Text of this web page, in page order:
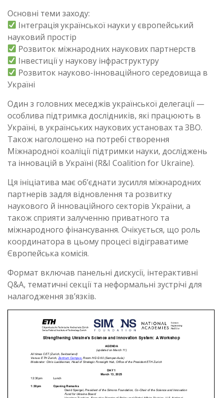
Основні теми заходу:
Інтеграція української науки у європейський
науковий простір
Розвиток міжнародних наукових партнерств
Інвестиції у наукову інфраструктуру
Розвиток науково-інноваційного середовища в
Україні
Один з головних меседжів української делегації —
особлива підтримка дослідників, які працюють в
Україні, в українських наукових установах та ЗВО.
Також наголошено на потребі створення
Міжнародної коаліції підтримки науки, досліджень
та інновацій в Україні (R&I Coalition for Ukraine).
Ця ініціатива має об’єднати зусилля міжнародних
партнерів задля відновлення та розвитку
наукового й інноваційного секторів України, а
також сприяти залученню приватного та
міжнародного фінансування. Очікується, що роль
координатора в цьому процесі відіграватиме
Європейська комісія.
Формат включав панельні дискусії, інтерактивні
Q&A, тематичні секції та неформальні зустрічі для
налагодження зв’язків.